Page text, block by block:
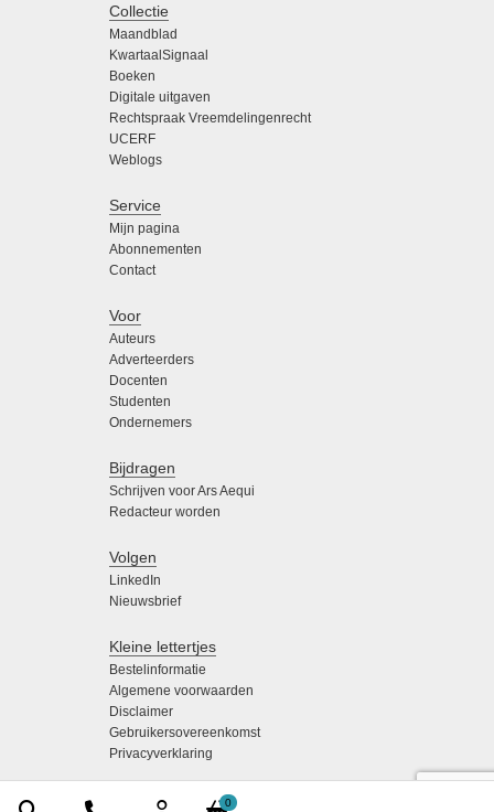
0
Collectie
Maandblad
KwartaalSignaal
Boeken
Digitale uitgaven
Rechtspraak Vreemdelingenrecht
UCERF
Weblogs
Service
Mijn pagina
Abonnementen
Contact
Voor
Auteurs
Adverteerders
Docenten
Studenten
Ondernemers
Bijdragen
Schrijven voor Ars Aequi
Redacteur worden
Volgen
LinkedIn
Nieuwsbrief
Kleine lettertjes
Bestelinformatie
Algemene voorwaarden
Disclaimer
Gebruikersovereenkomst
Privacyverklaring